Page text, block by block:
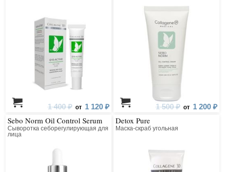
1 400 ₽ от 1 120 ₽ 1 500 ₽ от 1 200 ₽
Sebo Norm Oil Control Serum
Сыворотка себорегулирующая для
лица
Detox Pure
Маска-скраб угольная